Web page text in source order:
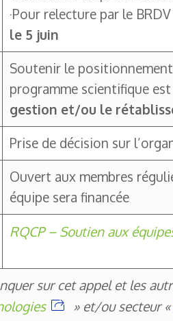
·Pour relecture par le
le 5 juin
Soutenir le
programme scientifique
gestion et/ou le
Prise de décision sur
Ouvert aux membres
équipe sera financée
RQCP – Soutien aux
sur cet appel et les
» et/ou secteur «